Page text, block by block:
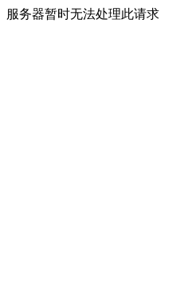
服务器暂时无法处理此请求